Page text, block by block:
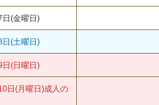
日(金曜日)
日(土曜日)
日(日曜日)
日(月曜日)成人の